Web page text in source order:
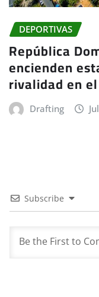
DEPORTIVAS
República
encienden
rivalidad en
Drafting
Subscribe